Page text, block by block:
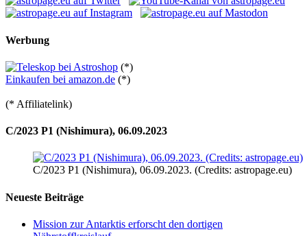
Werbung
(*)
Einkaufen bei amazon.de (*)
(* Affiliatelink)
C/2023 P1 (Nishimura), 06.09.2023
C/2023 P1 (Nishimura), 06.09.2023. (Credits: astropage.eu)
Neueste Beiträge
Mission zur Antarktis erforscht den dortigen